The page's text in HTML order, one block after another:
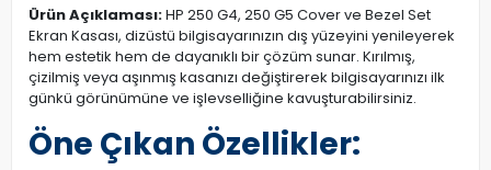
Ürün Açıklaması:HP 250 G4, 250 G5 Cover ve Bezel Set
Ekran Kasası, dizüstü bilgisayarınızın dış yüzeyini yenileyerek
hem estetik hem de dayanıklı bir çözüm sunar. Kırılmış,
çizilmiş veya aşınmış kasanızı değiştirerek bilgisayarınızı ilk
günkü görünümüne ve işlevselliğine kavuşturabilirsiniz.
Öne Çıkan Özellikler: